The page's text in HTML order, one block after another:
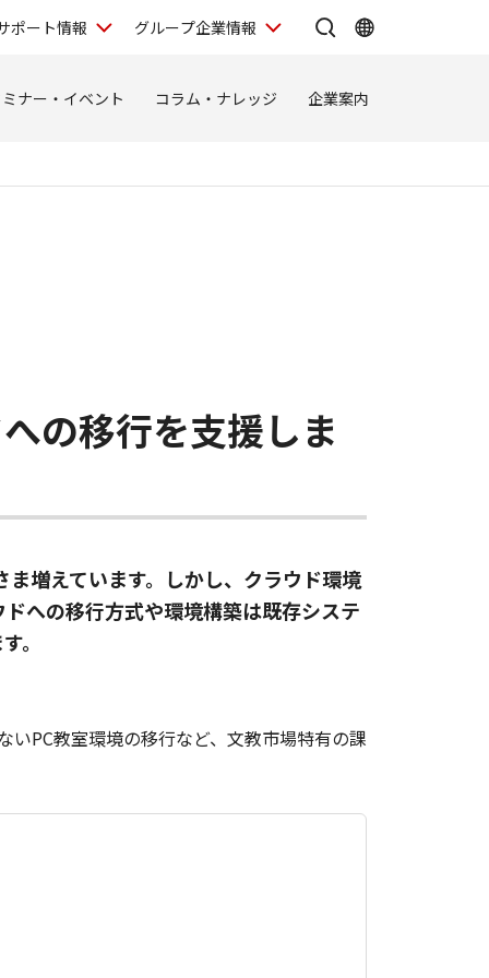
ポート情報 グループ企業情報
ナー・イベント コラム・ナレッジ 企業案内
の移行を支援しま
増えています。しかし、クラウド環境
への移行方式や環境構築は既存システ
。
PC教室環境の移行など、文教市場特有の課